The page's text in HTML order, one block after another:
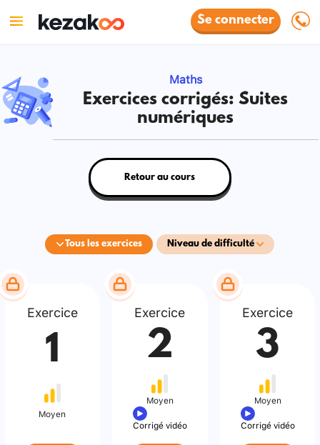
Se connecter
Maths
Exercices corrigés: Suites
numériques
Tous les exercices Niveau de difficulté
Retour au cours
Exercice
1
Moyen
Exercice
2
Moyen
Corrigé vidéo
Exercice
3
Moyen
Corrigé vidéo